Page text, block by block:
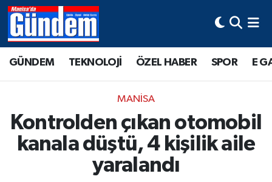
GÜNDEM TEKNOLOJİ ÖZEL HABER SPOR E
MANİSA
Kontrolden çıkan otomobil
kanala düştü, 4 kişilik aile
yaralandı
Manisa Hava Durumu
Tüm Manşetler
Son Dakika Haberleri